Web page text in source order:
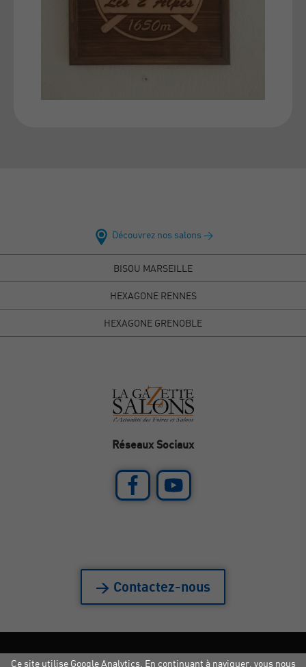
Ce site utilise Google Analytics. En continuant à naviguer, vous nous
Découvrez nos salons >
BISOU MARSEILLE
HEXAGONE RENNES
HEXAGONE GRENOBLE
Réseaux Sociaux
> Contactez-nous